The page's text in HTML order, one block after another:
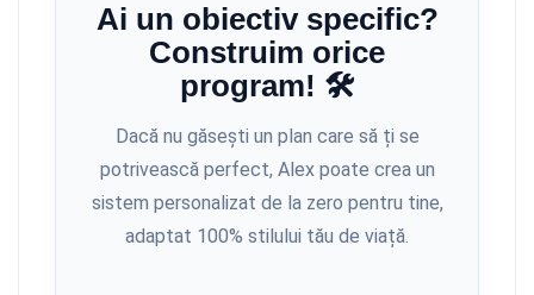
Ai un obiectiv specific?
Construim orice
program! 🛠️
Dacă nu găsești un plan care să ți se
potrivească perfect, Alex poate crea un
sistem personalizat de la zero pentru tine,
adaptat 100% stilului tău de viață.